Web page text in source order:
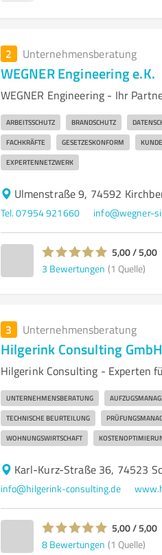
2 Unternehmensberatung
WEGNER Engineering e.K.
WEGNER Engineering - Ihr
ARBEITSSCHUTZ BRANDSCHUTZ
FACHKRÄFTE GESETZESKONFORM
EXPERTENNETZWERK
Ulmenstraße 9, 74592
Tel. 07954 921660 info@wegner-
5,00 / 5,00
3 Bewertungen (1 Quelle)
3 Unternehmensberatung
Hilgerink Consulting GmbH
Hilgerink Consulting - Experten
UNTERNEHMENSBERATUNG
TECHNISCHE BEURTEILUNG
WOHNUNGSWIRTSCHAFT
Karl-Kurz-Straße 36, 74523
info@hilgerink-consulting.de
5,00 / 5,00
8 Bewertungen (1 Quelle)